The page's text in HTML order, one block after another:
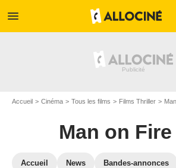
menu
Accueil Cinéma Tous les films Films Thriller
Man on Fire
Accueil News Bandes-annonces